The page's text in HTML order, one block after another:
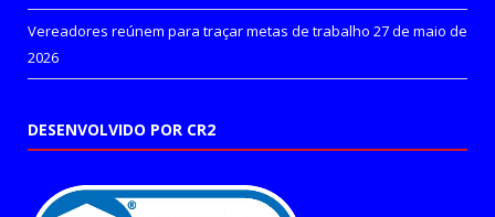
Vereadores reúnem para traçar metas de trabalho 27 de maio de
2026
DESENVOLVIDO POR CR2